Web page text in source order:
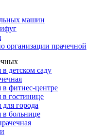
машин
организации прачечной
в детском саду
в фитнес-центре
в гостинице
города
в больнице